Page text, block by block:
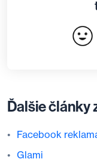
Ďalšie články
Facebook
Glami